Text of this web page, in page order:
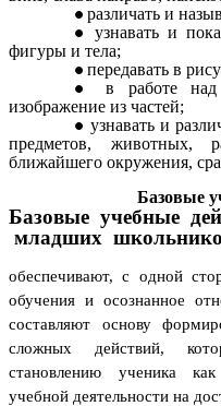
различать и
узнавать и
фигуры и тела;
передавать в
в работе над
изображение из частей;
узнавать и
предметов, животных,
ближайшего окружения,
Базовые
Базовые учебные
младших
обеспечивают, с одной
обучения и осознанное
составляют основу
сложных действий,
становлению ученика
учебной деятельности на